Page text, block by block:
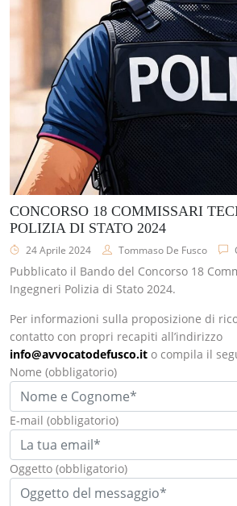
CONCORSO 18 COMMISSARI
POLIZIA DI STATO 2024
24 Aprile 2024 Tommaso De Fusco
Pubblicato il Bando del Concorso 18
Ingegneri Polizia di Stato 2024.
Per informazioni sulla proposizione di
contatto con propri recapiti all’indirizzo
info@avvocatodefusco.it o compila il
Nome (obbligatorio)
E-mail (obbligatorio)
Oggetto (obbligatorio)